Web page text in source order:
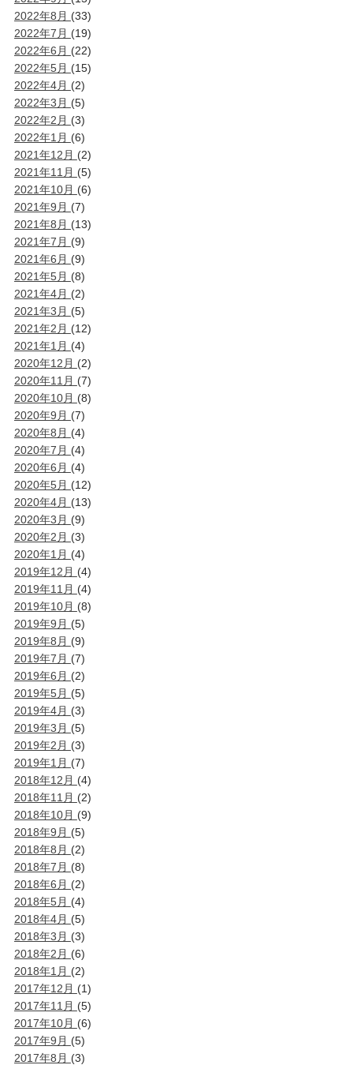
2022年8月 (33)
2022年7月 (19)
2022年6月 (22)
2022年5月 (15)
2022年4月 (2)
2022年3月 (5)
2022年2月 (3)
2022年1月 (6)
2021年12月 (2)
2021年11月 (5)
2021年10月 (6)
2021年9月 (7)
2021年8月 (13)
2021年7月 (9)
2021年6月 (9)
2021年5月 (8)
2021年4月 (2)
2021年3月 (5)
2021年2月 (12)
2021年1月 (4)
2020年12月 (2)
2020年11月 (7)
2020年10月 (8)
2020年9月 (7)
2020年8月 (4)
2020年7月 (4)
2020年6月 (4)
2020年5月 (12)
2020年4月 (13)
2020年3月 (9)
2020年2月 (3)
2020年1月 (4)
2019年12月 (4)
2019年11月 (4)
2019年10月 (8)
2019年9月 (5)
2019年8月 (9)
2019年7月 (7)
2019年6月 (2)
2019年5月 (5)
2019年4月 (3)
2019年3月 (5)
2019年2月 (3)
2019年1月 (7)
2018年12月 (4)
2018年11月 (2)
2018年10月 (9)
2018年9月 (5)
2018年8月 (2)
2018年7月 (8)
2018年6月 (2)
2018年5月 (4)
2018年4月 (5)
2018年3月 (3)
2018年2月 (6)
2018年1月 (2)
2017年12月 (1)
2017年11月 (5)
2017年10月 (6)
2017年9月 (5)
2017年8月 (3)